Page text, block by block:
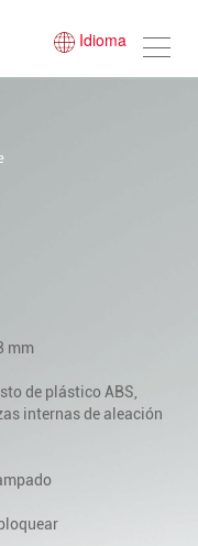
Idioma
mm
de plástico ABS,
internas de aleación